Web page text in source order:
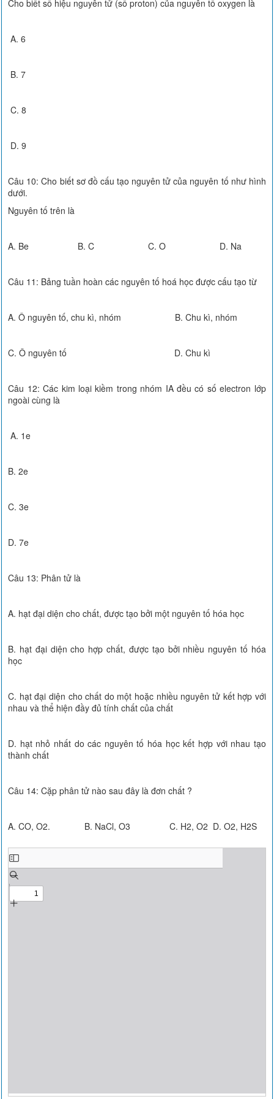
Cho biết số hiệu nguyên tử (số proton) của nguyên tố oxygen là
A. 6
B. 7
C. 8
D. 9
Câu 10: Cho biết sơ đồ cấu tạo nguyên tử của nguyên tố như hình
dưới.
Nguyên tố trên là
A. Be B. C C. O D. Na
Câu 11: Bảng tuần hoàn các nguyên tố hoá học được cấu tạo từ
A. Ô nguyên tố, chu kì, nhóm B. Chu kì, nhóm
C. Ô nguyên tố D. Chu kì
Câu 12: Các kim loại kiềm trong nhóm IA đều có số electron lớp
ngoài cùng là
A. 1e
B. 2e
C. 3e
D. 7e
Câu 13: Phân tử là
A. hạt đại diện cho chất, được tạo bởi một nguyên tố hóa học
B. hạt đại diện cho hợp chất, được tạo bởi nhiều nguyên tố hóa
học
C. hạt đại diện cho chất do một hoặc nhiều nguyên tử kết hợp với
nhau và thể hiện đầy đủ tính chất của chất
D. hạt nhỏ nhất do các nguyên tố hóa học kết hợp với nhau tạo
thành chất
Câu 14: Cặp phân tử nào sau đây là đơn chất ?
A. CO, O2. B. NaCl, O3 C. H2, O2 D. O2, H2S